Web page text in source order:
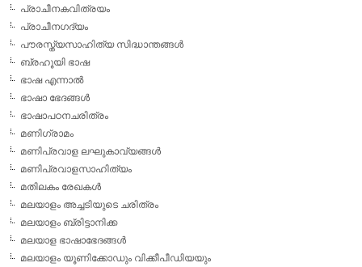
പ്രാചീനകവിത്രയം
പ്രാചീനഗദ്യം
പൗരസ്ത്യസാഹിത്യ സിദ്ധാന്തങ്ങള്‍
ബ്രഹൂയി ഭാഷ
ഭാഷ എന്നാല്‍
ഭാഷാ ഭേദങ്ങള്‍
ഭാഷാപഠനചരിത്രം
മണിഗ്രാമം
മണിപ്രവാള ലഘുകാവ്യങ്ങള്‍
മണിപ്രവാളസാഹിത്യം
മതിലകം രേഖകള്‍
മലയാളം അച്ചടിയുടെ ചരിത്രം
മലയാളം ബ്രിട്ടാനിക്ക
മലയാള ഭാഷാഭേദങ്ങള്‍
മലയാളം യൂണിക്കോഡും വിക്കീപീഡിയയും